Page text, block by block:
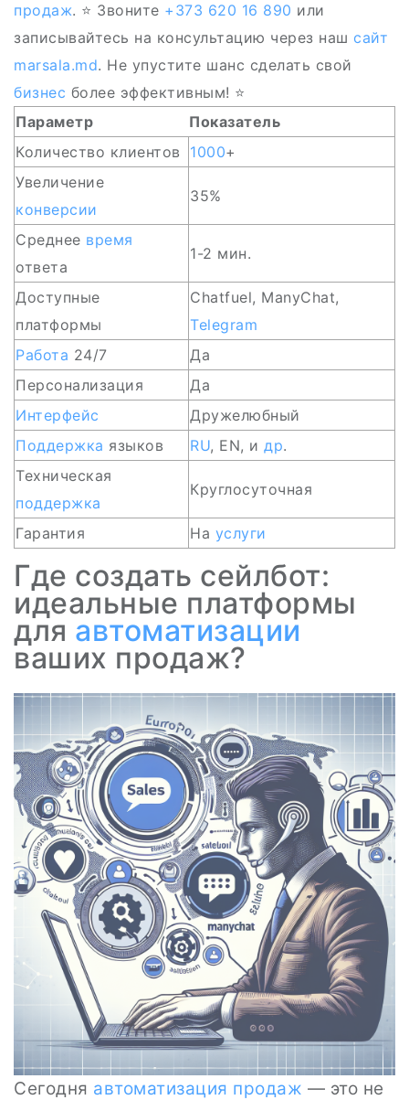
продаж. ⭐ Звоните +373 620 16 890 или
записывайтесь на консультацию через наш сайт
marsala.md. Не упустите шанс сделать свой
бизнес более эффективным! ⭐
Параметр
Показатель
Количество клиентов
1000+
Увеличение
конверсии
35%
Среднее время
ответа
1-2 мин.
Доступные
платформы
Chatfuel, ManyChat,
Telegram
Работа 24/7
Да
Персонализация
Да
Интерфейс
Дружелюбный
Поддержка языков RU, EN, и др.
Техническая
поддержка
Круглосуточная
Гарантия На услуги
Где создать сейлбот:
идеальные платформы
для автоматизации
ваших продаж?
Сегодня автоматизация продаж — это не